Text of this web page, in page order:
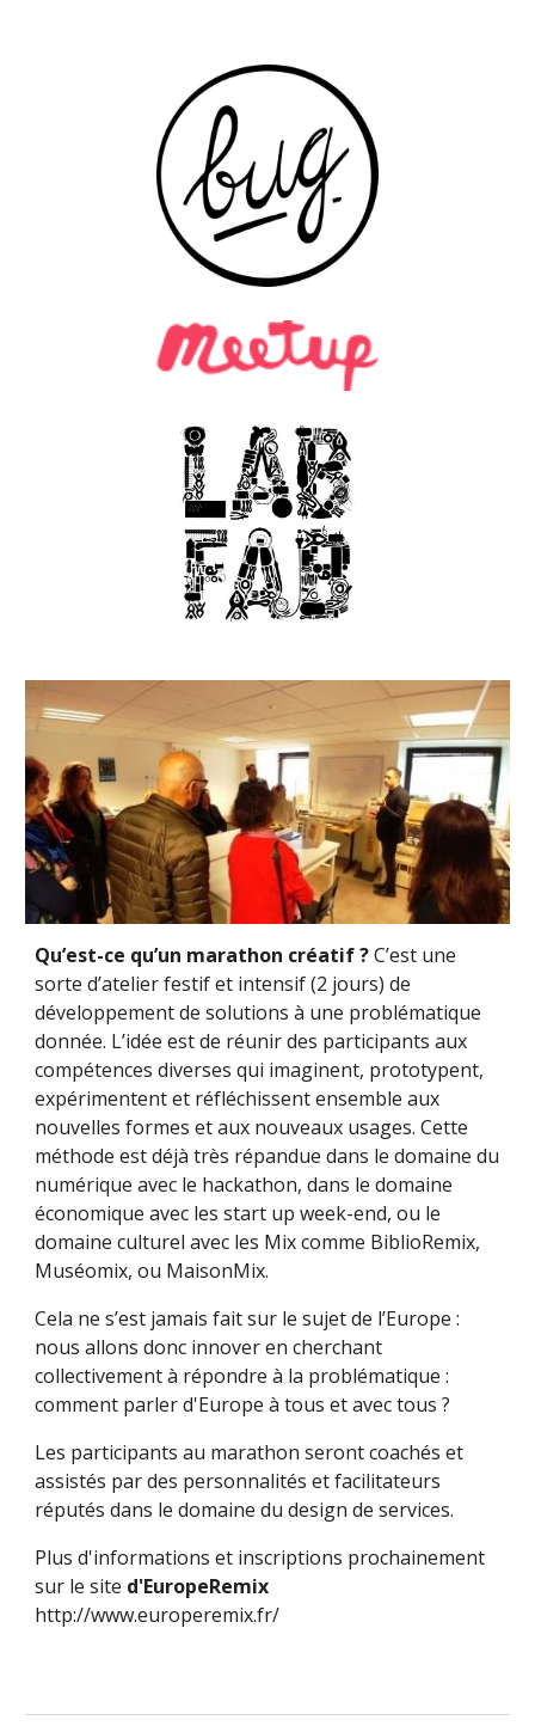
Qu’est-ce qu’un marathon créatif ? C’est une
sorte d’atelier festif et intensif (2 jours) de
développement de solutions à une problématique
donnée. L’idée est de réunir des participants aux
compétences diverses qui imaginent, prototypent,
expérimentent et réfléchissent ensemble aux
nouvelles formes et aux nouveaux usages. Cette
méthode est déjà très répandue dans le domaine du
numérique avec le hackathon, dans le domaine
économique avec les start up week-end, ou le
domaine culturel avec les Mix comme BiblioRemix,
Muséomix, ou MaisonMix.
Cela ne s’est jamais fait sur le sujet de l’Europe :
nous allons donc innover en cherchant
collectivement à répondre à la problématique :
comment parler d'Europe à tous et avec tous ?
Les participants au marathon seront coachés et
assistés par des personnalités et facilitateurs
réputés dans le domaine du design de services.
Plus d'informations et inscriptions prochainement
sur le site
http://www.europeremix.fr/